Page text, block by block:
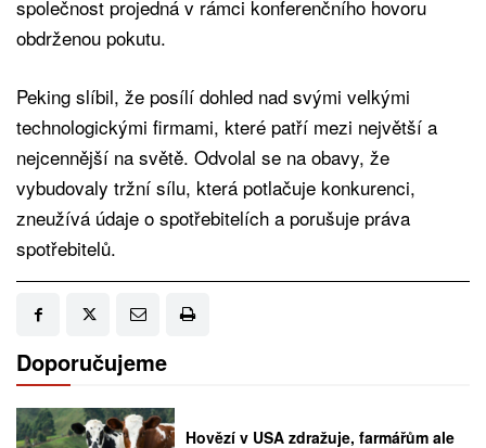
společnost projedná v rámci konferenčního hovoru
obdrženou pokutu.
Peking slíbil, že posílí dohled nad svými velkými
technologickými firmami, které patří mezi největší a
nejcennější na světě. Odvolal se na obavy, že
vybudovaly tržní sílu, která potlačuje konkurenci,
zneužívá údaje o spotřebitelích a porušuje práva
spotřebitelů.
Doporučujeme
Hovězí v USA zdražuje, farmářům ale